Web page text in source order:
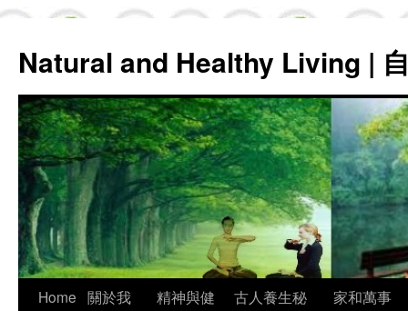
Natural and Healthy Living |
Skip
Home 關於我
精神與健
古人養生秘
家和萬事